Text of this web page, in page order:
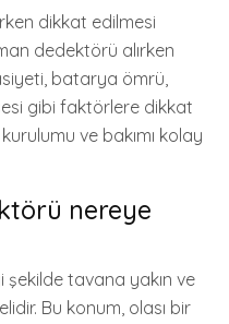
dikkat edilmesi
dedektörü alırken
batarya ömrü,
gibi faktörlere dikkat
ve bakımı kolay
nereye
tavana yakın ve
Bu konum, olası bir